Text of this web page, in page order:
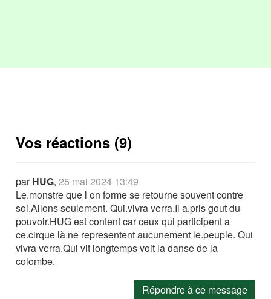
Vos réactions (9)
parHUG,25 mai 2024 13:49
Le.monstre que l on forme se retourne souvent contre
soi.Allons seulement. Qui.vivra verra.Il a.pris gout du
pouvoir.HUG est content car ceux qui participent a
ce.cirque là ne representent aucunement le.peuple. Qui
vivra verra.Qui vit longtemps voit la danse de la
colombe.
Répondre à ce message